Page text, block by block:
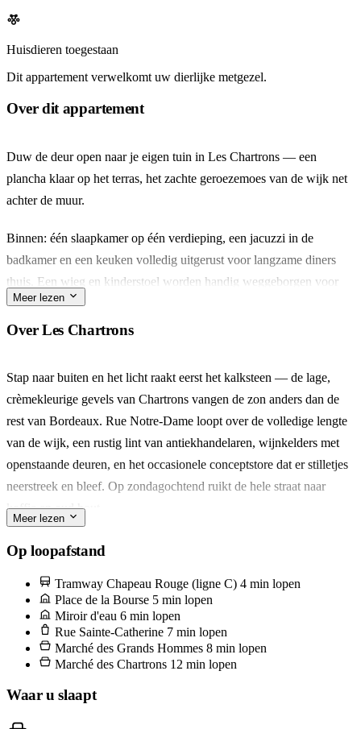
Huisdieren toegestaan
Dit appartement verwelkomt uw dierlijke metgezel.
Over dit appartement
Duw de deur open naar je eigen tuin in Les Chartrons — een
plancha klaar op het terras, het zachte geroezemoes van de wijk net
achter de muur.
Binnen: één slaapkamer op één verdieping, een jacuzzi in de
badkamer en een keuken volledig uitgerust voor langzame diners
thuis. Een wieg en kinderstoel worden handig weggeborgen voor
gezinnen die reizen met een kleintje.
rue Notre-Dame blijven tot ver in de middag open.
Gemaakt voor een stel dat na een lange wandeling wil Baden, of
vier vrienden die liever koken dan reserveren. Wat bijblijft is de tuin
— zeldzaam, in dit deel van Bordeaux.
Meer lezen
Over Les Chartrons
Stap naar buiten en het licht raakt eerst het kalksteen — de lage,
crèmekleurige gevels van Chartrons vangen de zon anders dan de
rest van Bordeaux. Rue Notre-Dame loopt over de volledige lengte
van de wijk, een rustig lint van antiekhandelaren, wijnkelders met
openstaande deuren, en het occasionele conceptstore dat er stilletjes
neerstreek en bleef. Op zondagochtend ruikt de hele straat naar
koffie en oud hout.
Voor een goed vertrekpunt ga je op zondag naar de Marché des
is om 13 uur afgelopen. Bestel een dozijn oesters van de Bassin
d'Arcachon-kraam en een glas Entre-deux-Mers, eet staand aan een
vat, en kijk toe hoe de hardlopers binnenkomen vanaf de Garonne.
Dat is het ritueel hier.
Meer lezen
Op loopafstand
Tramway Chapeau Rouge (ligne C) 4 min lopen
Place de la Bourse 5 min lopen
Miroir d'eau 6 min lopen
Rue Sainte-Catherine 7 min lopen
Marché des Grands Hommes 8 min lopen
Marché des Chartrons 12 min lopen
Waar u slaapt